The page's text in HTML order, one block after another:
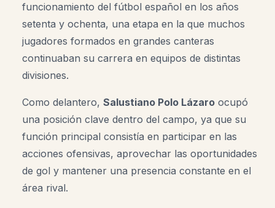
funcionamiento del fútbol español en los años
setenta y ochenta, una etapa en la que muchos
jugadores formados en grandes canteras
continuaban su carrera en equipos de distintas
divisiones.
Como delantero, Salustiano Polo Lázaro ocupó
una posición clave dentro del campo, ya que su
función principal consistía en participar en las
acciones ofensivas, aprovechar las oportunidades
de gol y mantener una presencia constante en el
área rival.